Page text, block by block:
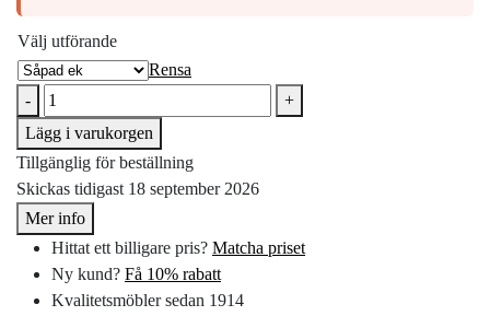
Välj utförande
Rensa
-
+
Lägg i varukorgen
Tillgänglig för beställning
Skickas tidigast 18 september 2026
Mer info
Hittat ett billigare pris? Matcha priset
Ny kund? Få 10% rabatt
Kvalitetsmöbler sedan 1914